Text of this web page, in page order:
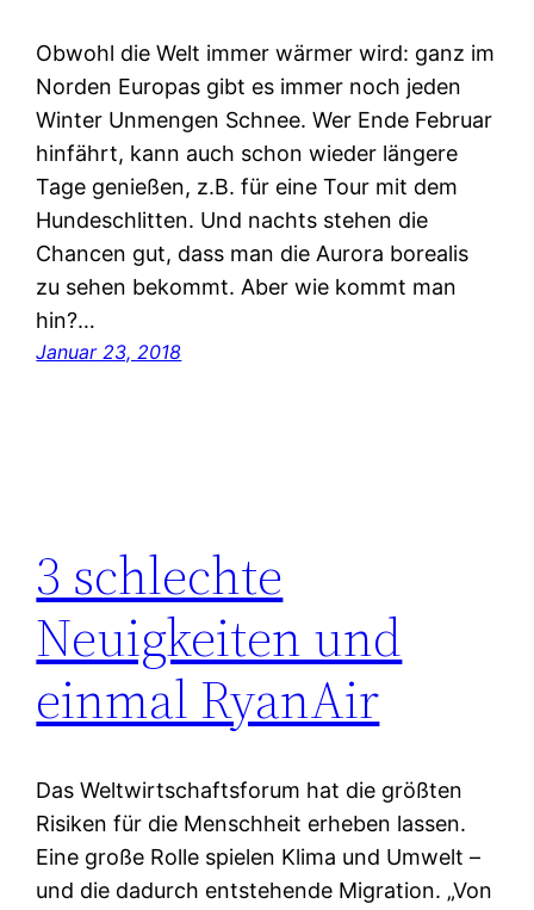
Obwohl die Welt immer wärmer wird: ganz im
Norden Europas gibt es immer noch jeden
Winter Unmengen Schnee. Wer Ende Februar
hinfährt, kann auch schon wieder längere
Tage genießen, z.B. für eine Tour mit dem
Hundeschlitten. Und nachts stehen die
Chancen gut, dass man die Aurora borealis
zu sehen bekommt. Aber wie kommt man
hin?…
Januar 23, 2018
3 schlechte
Neuigkeiten und
einmal RyanAir
Das Weltwirtschaftsforum hat die größten
Risiken für die Menschheit erheben lassen.
Eine große Rolle spielen Klima und Umwelt –
und die dadurch entstehende Migration. „Von